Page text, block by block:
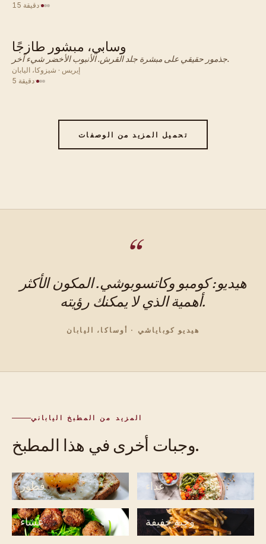
15 دقيقة·
ياباني · صلصة
وسابي، مبشور طازجًا
جذمور حقيقي على مبشرة جلد القرش. الأنبوب الأخضر شيء آخر.
إيريس · شيزوكا، اليابان
5 دقيقة·
تحميل المزيد من الوصفات
هيديو: كومبو وكاتسوبوشي. المكون الأكثر
أهمية الذي لا يمكنك رؤيته.
هيديو كوباياشي · أوساكا، اليابان
المزيد من المطبخ الياباني
وجبات أخرى في هذا المطبخ.
فطور غداء
عشاء وجبة خفيفة